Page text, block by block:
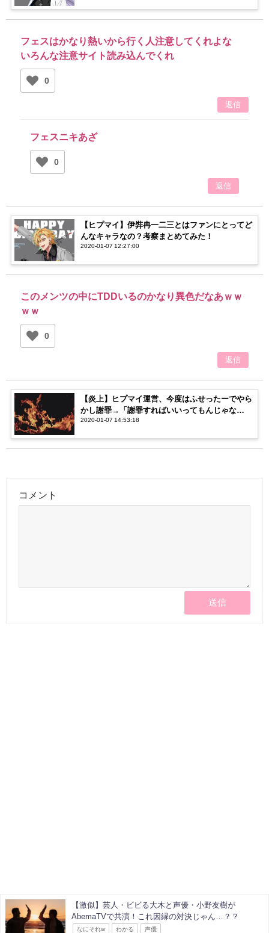
フェスはかなり熱いから行く人注意してくれよな
いろんな注意サイト読み込んでくれ
0
返信
フェスニキあざ
0
返信
【ヒプマイ】伊弉冉一二三とはファンにとってど
んなキャラなの？考察まとめてみた！
2020-01-07 12:27:00
このメンツの中にTDDいるのかなり異色だなあｗｗ
ｗｗ
0
返信
【炎上】ヒプマイ運営、今度はふせったーでやら
かし謝罪→「謝罪すればいいってもんじゃな
い！」「謝罪したから良くない？」【賛否両論】
2020-01-07 14:53:18
コメント
【激似】芸人・ビビる大木と声優・小野友樹が
AbemaTVで共演！これ因縁の対決じゃん…？？
なにそれw わかる 声優